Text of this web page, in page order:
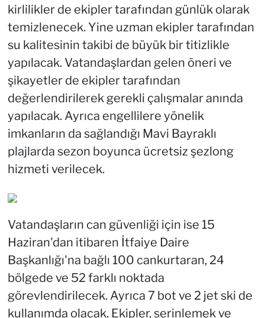
kirlilikler de ekipler tarafından günlük olarak
temizlenecek. Yine uzman ekipler tarafından
su kalitesinin takibi de büyük bir titizlikle
yapılacak. Vatandaşlardan gelen öneri ve
şikayetler de ekipler tarafından
değerlendirilerek gerekli çalışmalar anında
yapılacak. Ayrıca engellilere yönelik
imkanların da sağlandığı Mavi Bayraklı
plajlarda sezon boyunca ücretsiz şezlong
hizmeti verilecek.
Vatandaşların can güvenliği için ise 15
Haziran'dan itibaren İtfaiye Daire
Başkanlığı'na bağlı 100 cankurtaran, 24
bölgede ve 52 farklı noktada
görevlendirilecek. Ayrıca 7 bot ve 2 jet ski de
kullanımda olacak. Ekipler, serinlemek ve